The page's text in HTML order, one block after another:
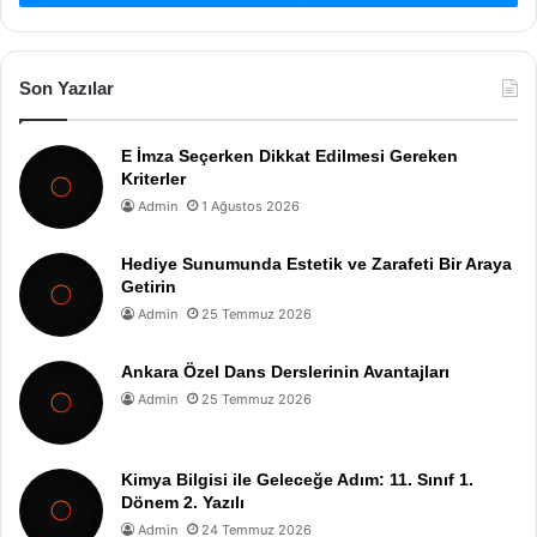
Son Yazılar
E İmza Seçerken Dikkat Edilmesi Gereken
Kriterler
Admin 1 Ağustos 2026
Hediye Sunumunda Estetik ve Zarafeti Bir Araya
Getirin
Admin 25 Temmuz 2026
Ankara Özel Dans Derslerinin Avantajları
Admin 25 Temmuz 2026
Kimya Bilgisi ile Geleceğe Adım: 11. Sınıf 1.
Dönem 2. Yazılı
Admin 24 Temmuz 2026